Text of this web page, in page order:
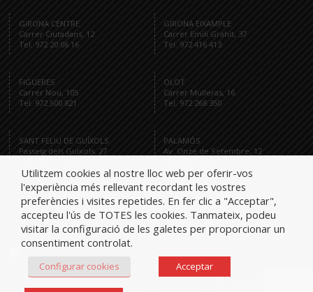
GIRONA CENTRE
Carrer Ciutadans, 12
Tel. 972 20 06 16
GIRONA EIXAMPLE
Carrer Emili Grahit, 37
Tel. 972 416 413
FIGUERES
Carrer Nou, 105
Tel. 972 500 821
OLOT
Carrer Mulleras, 16
Tel. 972 268 350
SANT FELIU DE GUÍXOLS
Passeig dels Guíxols, 27
PALAMÓS
Av. Onze de Setembre, 12
Tel.
iglesiesassociats
Utilitzem cookies al nostre lloc web per oferir-vos
l'experiència més rellevant recordant les vostres
preferències i visites repetides. En fer clic a "Acceptar",
accepteu l'ús de TOTES les cookies. Tanmateix, podeu
visitar la configuració de les galetes per proporcionar un
consentiment controlat.
Configurar cookies Acceptar